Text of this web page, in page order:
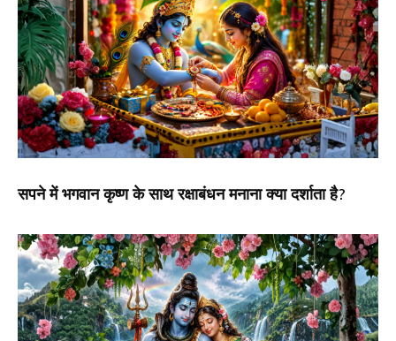
सपने में भगवान कृष्ण के साथ रक्षाबंधन मनाना क्या दर्शाता है?